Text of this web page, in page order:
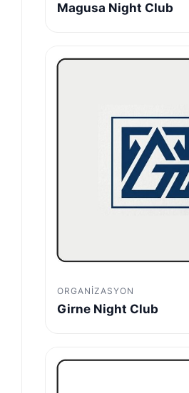
Magusa Night Club
ORGANIZASYON
Girne Night Club